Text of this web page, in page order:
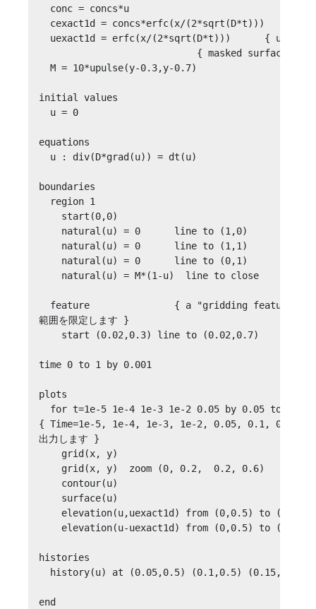
  conc = concs*u
  cexact1d = concs*erfc(x/(2*sqrt(D*t)))
  uexact1d = erfc(x/(2*sqrt(D*t)))	{ u の厳密解 }
{ masked surface flux
  M = 10*upulse(y-0.3,y-0.7)
initial values
  u = 0
equations
  u : div(D*grad(u)) = dt(u)
boundaries
  region 1
    start(0,0)
    natural(u) = 0      line to (1,0)
    natural(u) = 0      line to (1,1)
    natural(u) = 0      line to (0,1)
    natural(u) = M*(1-u)  line to close
feature               { a "gridding feature" to
範囲を限定します }
    start (0.02,0.3) line to (0.02,0.7)
time 0 to 1 by 0.001
plots
for t=1e-5 1e-4 1e-3 1e-2 0.05 by 0.05 to 0.2
{ Time=1e-5, 1e-4, 1e-3, 1e-2, 0.05, 0.1, 0.15,
出力します }
    grid(x, y)						{Fig.A}
    grid(x, y)	zoom (0, 0.2,  0.2, 0.6)		{Fig.B}
    contour(u)						{Fig.C}
    surface(u)						{Fig.D}
    elevation(u,uexact1d) from (0,0.5) to (1,0.5)	{Fig.E}
    elevation(u-uexact1d) from (0,0.5) to (1,0.5)	{Fig.F}
histories
history(u) at (0.05,0.5) (0.1,0.5) (0.15,0.5)
end